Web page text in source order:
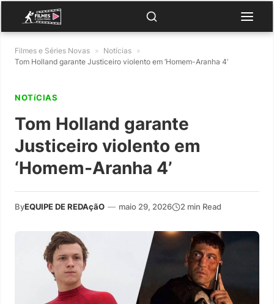
Filmes e Séries Novas » Notícias »
Tom Holland garante Justiceiro violento em ‘Homem-Aranha 4’
NOTíCIAS
Tom Holland garante
Justiceiro violento em
‘Homem-Aranha 4’
ByEQUIPE DE REDAçãO — maio 29, 2026 2 min Read